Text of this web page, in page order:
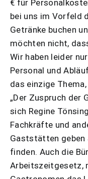
€ für
bei uns im Vorfeld
Getränke buchen
möchten nicht,
Wir haben leider
Personal und
das einzige
„Der Zuspruch der
sich Regine
Fachkräfte und
Gaststätten geben
finden. Auch die
Arbeitszeitgesetz,